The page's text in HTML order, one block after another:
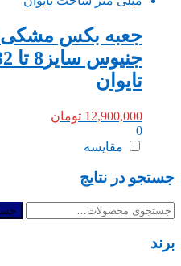
تایوان
12,900,000 تومان
0
مقایسه
جستجو در نتایج
جستجو
برند